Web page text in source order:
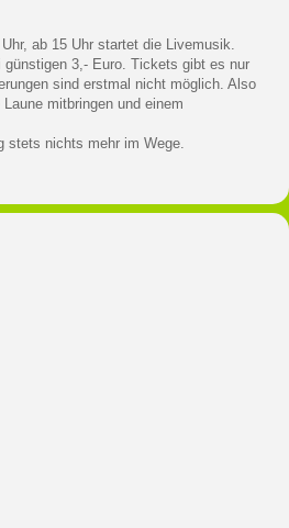
ab 15 Uhr startet die Livemusik.
günstigen 3,- Euro. Tickets gibt es nur
sind erstmal nicht möglich. Also
mitbringen und einem
stets nichts mehr im Wege.